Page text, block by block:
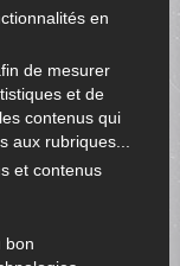
en
de mesurer
et de
contenus qui
aux rubriques...
et contenus
bon